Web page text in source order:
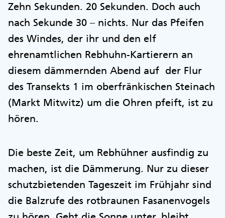
Zehn Sekunden. 20 Sekunden. Doch auch
nach Sekunde 30 – nichts. Nur das Pfeifen
des Windes, der ihr und den elf
ehrenamtlichen Rebhuhn-Kartierern an
diesem dämmernden Abend auf der Flur
des Transekts 1 im oberfränkischen Steinach
(Markt Mitwitz) um die Ohren pfeift, ist zu
hören.
Die beste Zeit, um Rebhühner ausfindig zu
machen, ist die Dämmerung. Nur zu dieser
schutzbietenden Tageszeit im Frühjahr sind
die Balzrufe des rotbraunen Fasanenvogels